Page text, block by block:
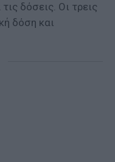
δόσεις. Οι τρεις
δόση και